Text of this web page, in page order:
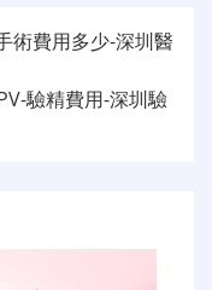
術費用多少-深圳醫
驗精費用-深圳驗